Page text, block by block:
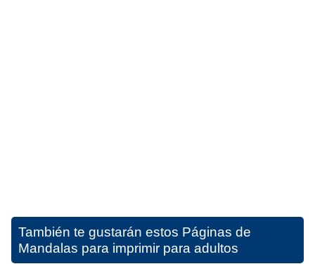
También te gustarán estos Páginas de
Mandalas para imprimir para adultos